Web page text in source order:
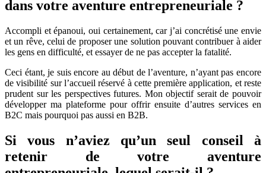
dans votre aventure entrepreneuriale ?
Accompli et épanoui, oui certainement, car j’ai concrétisé une envie
et un rêve, celui de proposer une solution pouvant contribuer à aider
les gens en difficulté, et essayer de ne pas accepter la fatalité.
Ceci étant, je suis encore au début de l’aventure, n’ayant pas encore
de visibilité sur l’accueil réservé à cette première application, et reste
prudent sur les perspectives futures. Mon objectif serait de pouvoir
développer ma plateforme pour offrir ensuite d’autres services en
B2C mais pourquoi pas aussi en B2B.
Si vous n’aviez qu’un seul conseil à
retenir de votre aventure